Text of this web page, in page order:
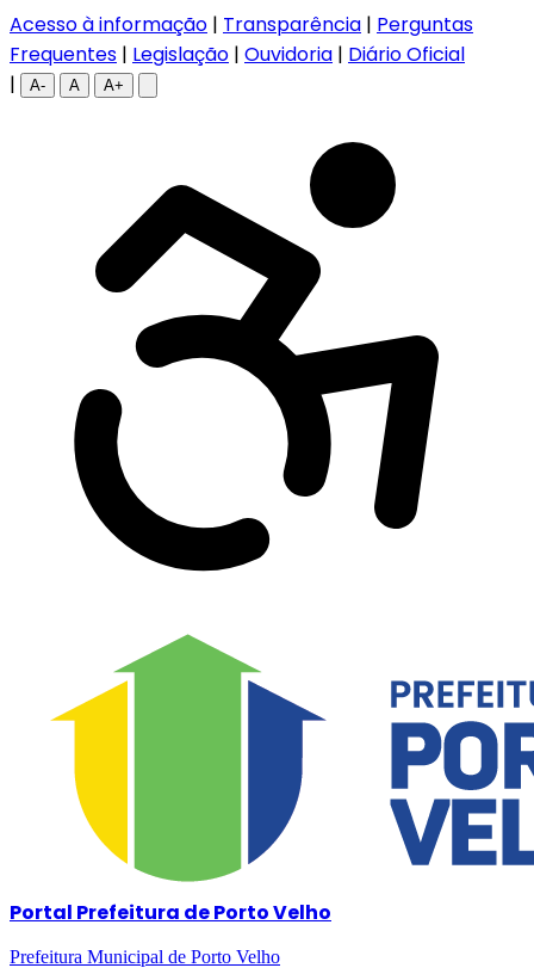
Acesso à informação | Transparência | Perguntas
Frequentes | Legislação | Ouvidoria | Diário Oficial
|
A- A A+
Portal Prefeitura de Porto Velho
Prefeitura Municipal de Porto Velho